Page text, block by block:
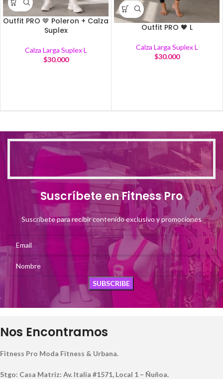
Outfit PRO 🤎 Poleron + Calza
Suplex
Calza Larga Suplex L
$30.000
Outfit PRO 🖤 L
Calza Larga Suplex L
$30.000
Suscríbete en Fitness Pro
Suscríbete para recibir contenido exclusivo y promociones
Nos Encontramos
Fitness Pro Moda Fitness & Urbana.
Stgo: Casa Matriz: Av. Italia #1571, Local 1 – Ñuñoa.